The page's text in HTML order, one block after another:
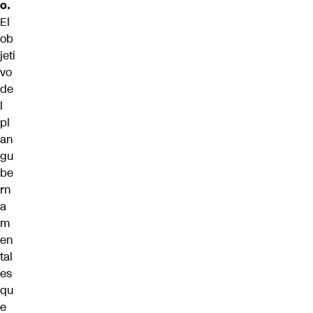
o.
El
ob
jeti
vo
de
l
pl
an
gu
be
rn
a
m
en
tal
es
qu
e